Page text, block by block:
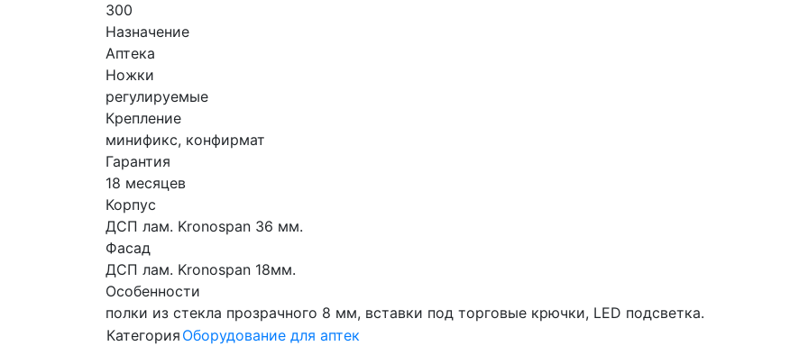
300
Назначение
Аптека
Ножки
регулируемые
Крепление
минификс, конфирмат
Гарантия
18 месяцев
Корпус
ДСП лам. Kronospan 36 мм.
Фасад
ДСП лам. Kronospan 18мм.
Особенности
полки из стекла прозрачного 8 мм, вставки под торговые крючки, LED подсветка.
Категория Оборудование для аптек